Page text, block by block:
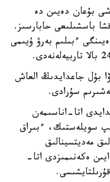
بۇعان دەيىن دە
باسشىلىعى حابارسىز.
ءبىلىم بەرۋ ۇيىمى
بۇل جاعدايدىڭ العاش
سۇرادى.
اتا-اناسىمەن
سويلەستىك، ءبىراق
مەديتسينالىق
ەكەنىمىزدى اتا-